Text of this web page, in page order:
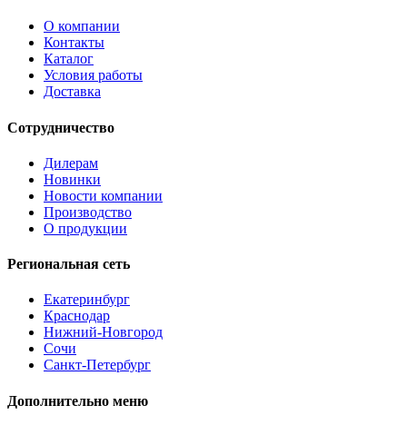
О компании
Контакты
Каталог
Условия работы
Доставка
Сотрудничество
Дилерам
Новинки
Новости компании
Производство
О продукции
Региональная сеть
Екатеринбург
Краснодар
Нижний-Новгород
Сочи
Санкт-Петербург
Дополнительно меню